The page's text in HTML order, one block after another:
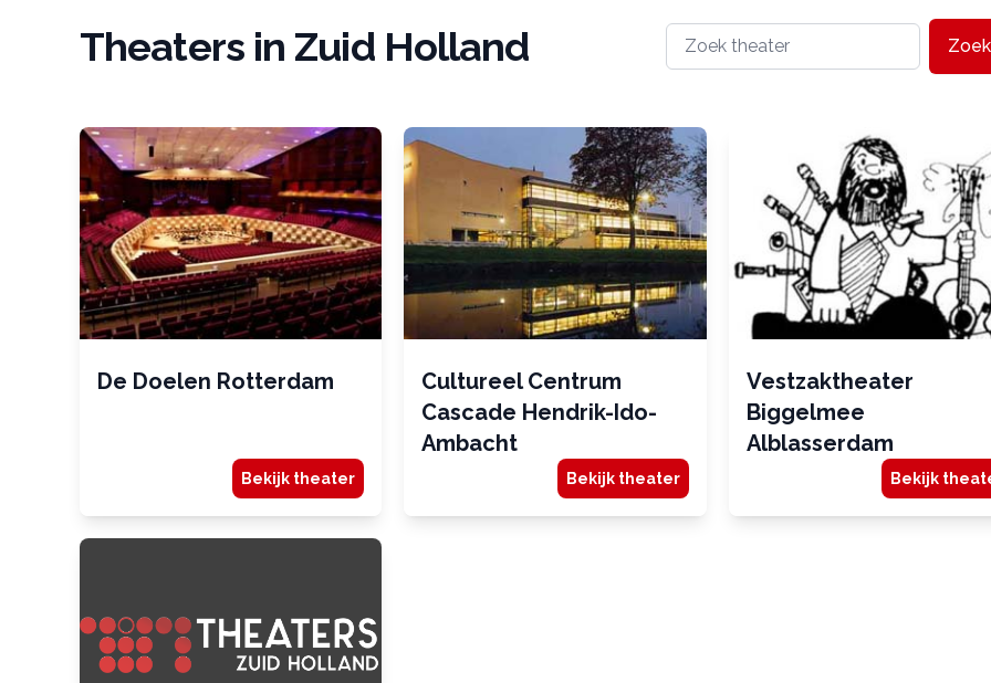
Theaters in Zuid Holland
De Doelen Rotterdam
Bekijk theater
Cultureel Centrum
Cascade Hendrik-Ido-
Ambacht
Bekijk theater
Vestzaktheater
Biggelmee
Alblasserdam
Bekijk